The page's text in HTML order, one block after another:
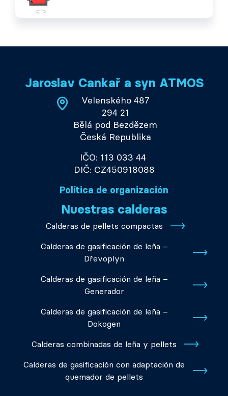
Jaroslav Cankař a syn ATMOS
Velenského 487
294 21
Bělá pod Bezdězem
Česká Republika
IČO: 113 033 44
DIČ: CZ450918088
Política de organización
Nuestras calderas
Calderas de pellets compactas
Calderas de gasificación de leña –
Dřevoplyn
Calderas de gasificación de leña –
Generador
Calderas de gasificación de leña –
Dokogen
Calderas combinadas de leña y pellets
Calderas de gasificación con adaptación de
quemador de pellets